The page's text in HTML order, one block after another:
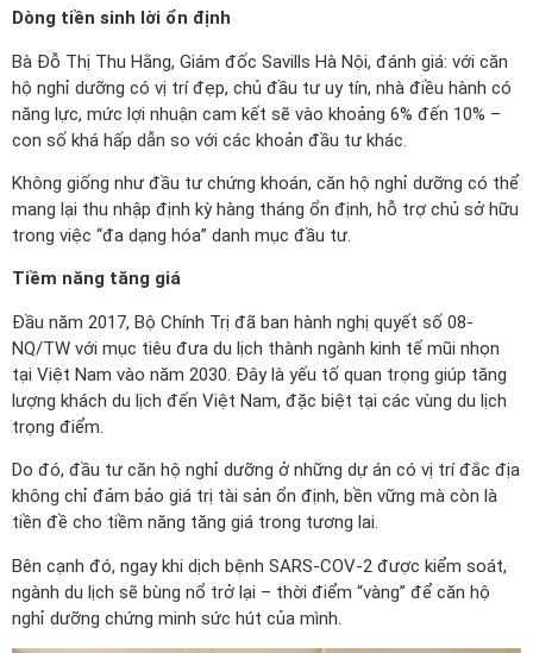
Dòng tiền sinh lời ổn định
Bà Đỗ Thị Thu Hằng, Giám đốc Savills Hà Nội, đánh giá: với căn
hộ nghỉ dưỡng có vị trí đẹp, chủ đầu tư uy tín, nhà điều hành có
năng lực, mức lợi nhuận cam kết sẽ vào khoảng 6% đến 10% –
con số khá hấp dẫn so với các khoản đầu tư khác.
Không giống như đầu tư chứng khoán, căn hộ nghỉ dưỡng có thể
mang lại thu nhập định kỳ hàng tháng ổn định, hỗ trợ chủ sở hữu
trong việc “đa dạng hóa” danh mục đầu tư.
Tiềm năng tăng giá
Đầu năm 2017, Bộ Chính Trị đã ban hành nghị quyết số 08-
NQ/TW với mục tiêu đưa du lịch thành ngành kinh tế mũi nhọn
tại Việt Nam vào năm 2030. Đây là yếu tố quan trọng giúp tăng
lượng khách du lịch đến Việt Nam, đặc biệt tại các vùng du lịch
trọng điểm.
Do đó, đầu tư căn hộ nghỉ dưỡng ở những dự án có vị trí đắc địa
không chỉ đảm bảo giá trị tài sản ổn định, bền vững mà còn là
tiền đề cho tiềm năng tăng giá trong tương lai.
Bên cạnh đó, ngay khi dịch bệnh SARS-COV-2 được kiểm soát,
ngành du lịch sẽ bùng nổ trở lại – thời điểm “vàng” để căn hộ
nghỉ dưỡng chứng minh sức hút của mình.